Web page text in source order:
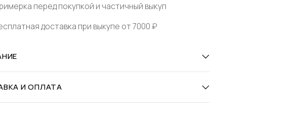
перед покупкой и частичный выкуп
доставка при выкупе от 7000 ₽
И ОПЛАТА